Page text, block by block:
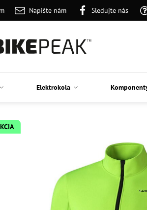
Napište nám Sledujte nás
Elektrokola